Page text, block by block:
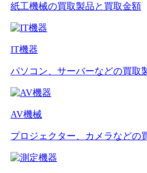
紙工機械の買取製品と買取金額
IT機器
パソコン、サーバーなどの買取
AV機械
プロジェクター、カメラなどの